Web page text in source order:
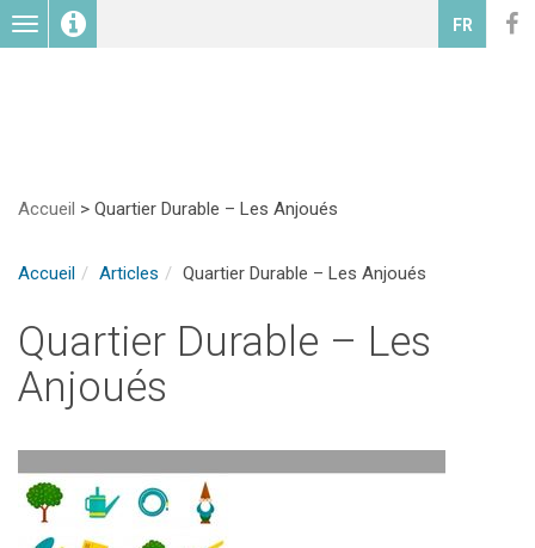
Toggle
navigation
FR
Accueil > Quartier Durable – Les Anjoués
Accueil Articles Quartier Durable – Les Anjoués
Quartier Durable – Les
Anjoués